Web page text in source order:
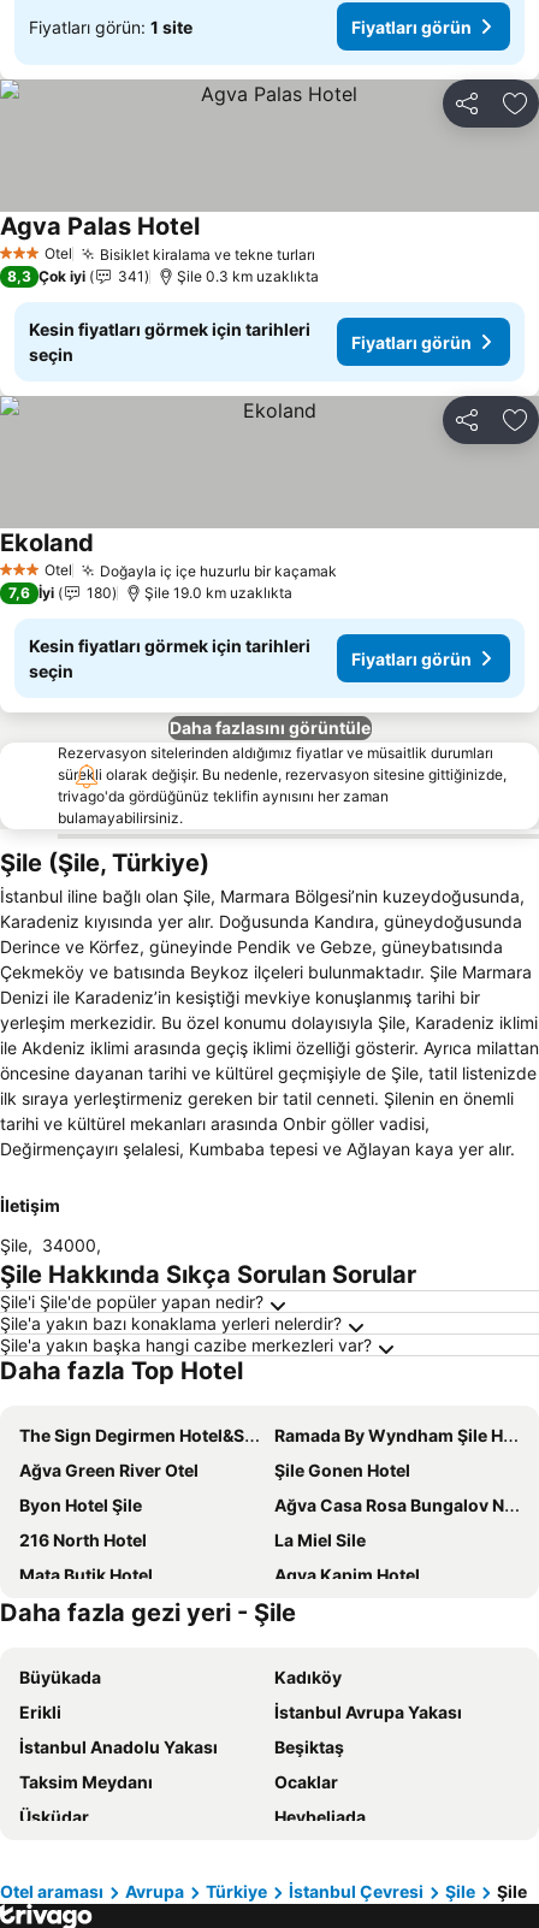
Fiyatları görün: 1 site Fiyatları görün
Paylaş
3 YıldızOtel Bisiklet kiralama ve tekne turları
Agva Palas Hotel
8,3 Çok iyi 341 Şile 0.3 km uzaklıkta
Kesin fiyatları görmek için tarihleri
seçin
Fiyatları görün
Paylaş
3 YıldızOtel Doğayla iç içe huzurlu bir kaçamak
Ekoland
7,6 İyi 180 Şile 19.0 km uzaklıkta
Kesin fiyatları görmek için tarihleri
seçin
Fiyatları görün
Daha fazlasını görüntüle
Rezervasyon sitelerinden aldığımız fiyatlar ve müsaitlik durumları
sürekli olarak değişir. Bu nedenle, rezervasyon sitesine gittiğinizde,
trivago'da gördüğünüz teklifin aynısını her zaman
bulamayabilirsiniz.
Şile (Şile, Türkiye)
İstanbul iline bağlı olan Şile, Marmara Bölgesi’nin kuzeydoğusunda,
Karadeniz kıyısında yer alır. Doğusunda Kandıra, güneydoğusunda
Derince ve Körfez, güneyinde Pendik ve Gebze, güneybatısında
Çekmeköy ve batısında Beykoz ilçeleri bulunmaktadır. Şile Marmara
Denizi ile Karadeniz’in kesiştiği mevkiye konuşlanmış tarihi bir
yerleşim merkezidir. Bu özel konumu dolayısıyla Şile, Karadeniz iklimi
ile Akdeniz iklimi arasında geçiş iklimi özelliği gösterir. Ayrıca milattan
öncesine dayanan tarihi ve kültürel geçmişiyle de Şile, tatil listenizde
ilk sıraya yerleştirmeniz gereken bir tatil cenneti. Şilenin en önemli
tarihi ve kültürel mekanları arasında Onbir göller vadisi,
Değirmençayırı şelalesi, Kumbaba tepesi ve Ağlayan kaya yer alır.
İletişim
Şile, 34000,
Şile Hakkında Sıkça Sorulan Sorular
Şile'i Şile'de popüler yapan nedir?
Şile'a yakın bazı konaklama yerleri nelerdir?
Şile'a yakın başka hangi cazibe merkezleri var?
Daha fazla Top Hotel
The Sign Degirmen Hotel&Spa Wellness
Ramada By Wyndham Şile Hotel
Ağva Green River Otel
Şile Gonen Hotel
Byon Hotel Şile
Ağva Casa Rosa Bungalov Nehir Oteli
216 North Hotel
La Miel Sile
Mata Butik Hotel
Agva Kapim Hotel
Kumsal Butik
Agva Palas Hotel
Bodega Otel
Keyif Boutique Hotel & Restaurant
Agva Stone House Boutique
Phellos Suites Boutique Hotel
Ağva Pieria Luxury Hotel +16
Agva Heaven Hill Butik
Casa Lavanda Boutique Hotel
Tarihi Kumbaba Otel
Palm Beach Şile Villa Hotels
Sahil Kamp İstanbul
Sile Butik Otel
Mad Sea Hotel
The Sign Degirmen Hotel
Daha fazla gezi yeri - Şile
Büyükada
Kadıköy
Erikli
İstanbul Avrupa Yakası
İstanbul Anadolu Yakası
Beşiktaş
Taksim Meydanı
Ocaklar
Üsküdar
Heybeliada
Şarköy
Pendik
Armutlu
Otel araması Avrupa Türkiye İstanbul Çevresi Şile Şile